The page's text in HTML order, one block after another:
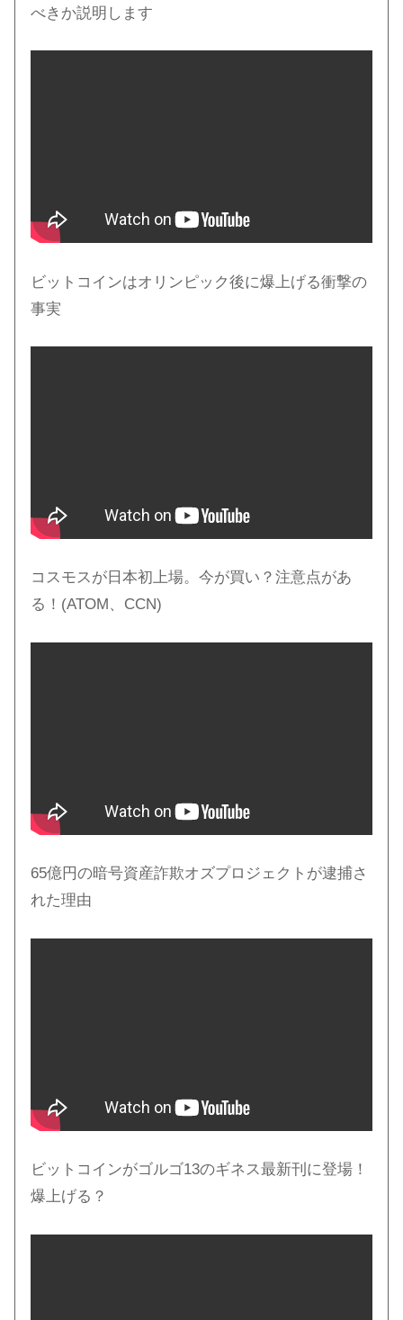
べきか説明します
ビットコインはオリンピック後に爆上げる衝撃の
事実
コスモスが日本初上場。今が買い？注意点があ
る！(ATOM、CCN)
65億円の暗号資産詐欺オズプロジェクトが逮捕さ
れた理由
ビットコインがゴルゴ13のギネス最新刊に登場！
爆上げる？